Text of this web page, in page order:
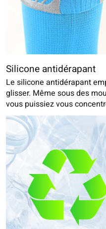
Silicone antidérapant
Le silicone antidérapant
glisser. Même sous des
vous puissiez vous